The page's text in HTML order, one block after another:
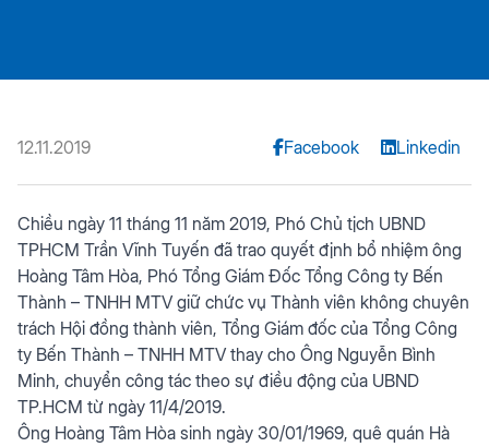
12.11.2019 Facebook Linkedin
Chiều ngày 11 tháng 11 năm 2019, Phó Chủ tịch UBND
TPHCM Trần Vĩnh Tuyến đã trao quyết định bổ nhiệm ông
Hoàng Tâm Hòa, Phó Tổng Giám Đốc Tổng Công ty Bến
Thành – TNHH MTV giữ chức vụ Thành viên không chuyên
trách Hội đồng thành viên, Tổng Giám đốc của Tổng Công
ty Bến Thành – TNHH MTV thay cho Ông Nguyễn Bình
Minh, chuyển công tác theo sự điều động của UBND
TP.HCM từ ngày 11/4/2019.
Ông Hoàng Tâm Hòa sinh ngày 30/01/1969, quê quán Hà